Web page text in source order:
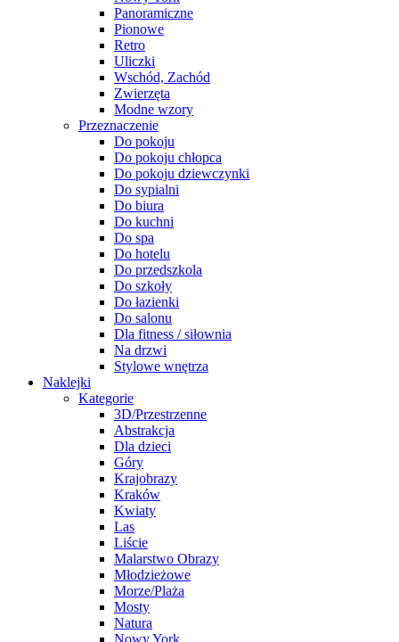
Panoramiczne
Pionowe
Retro
Uliczki
Wschód, Zachód
Zwierzęta
Modne wzory
Przeznaczenie
Do pokoju
Do pokoju chłopca
Do pokoju dziewczynki
Do sypialni
Do biura
Do kuchni
Do spa
Do hotelu
Do przedszkola
Do szkoły
Do łazienki
Do salonu
Dla fitness / siłownia
Na drzwi
Stylowe wnętrza
Naklejki
Kategorie
3D/Przestrzenne
Abstrakcja
Dla dzieci
Góry
Krajobrazy
Kraków
Kwiaty
Las
Liście
Malarstwo Obrazy
Młodzieżowe
Morze/Plaża
Mosty
Natura
Nowy York